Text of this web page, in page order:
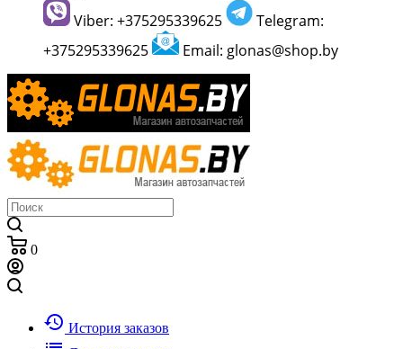
Viber: +375295339625
Telegram:
+375295339625
Email: glonas@shop.by
0
history История заказов